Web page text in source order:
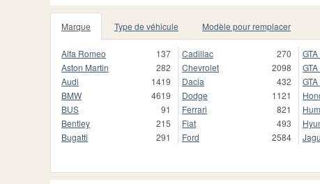
Marque Type de véhicule Modèle pour remplacer
Alfa Romeo
137
Aston Martin
282
Audi
1419
BMW
4619
BUS
91
Bentley
215
Bugatti
291
Cadillac
270
Chevrolet
2098
Dacia
432
Dodge
1121
Ferrari
821
Fiat
493
Ford
2584
GTA